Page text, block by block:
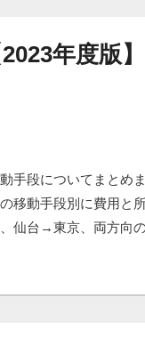
年度版】
手段についてまとめ
移動手段別に費用と
仙台→東京、両方向の